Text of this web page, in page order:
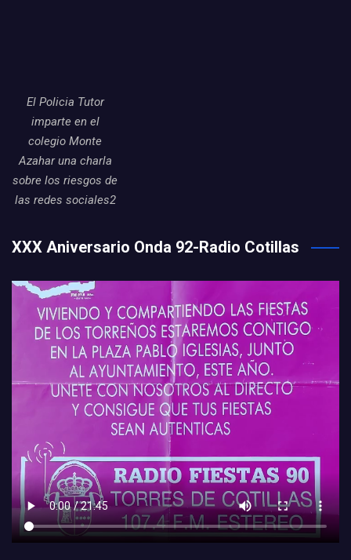
El Policia Tutor
imparte en el
colegio Monte
Azahar una charla
sobre los riesgos de
las redes sociales2
XXX Aniversario Onda 92-Radio Cotillas